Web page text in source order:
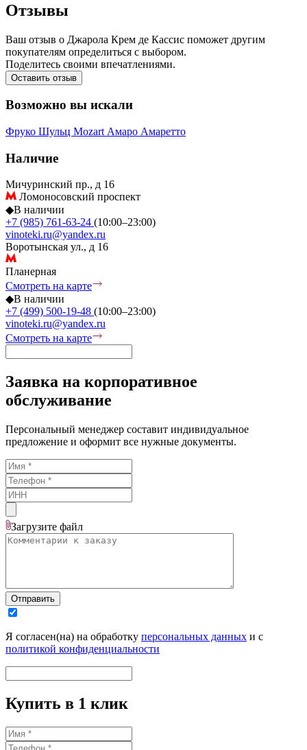
Отзывы
Ваш отзыв о Джарола Крем де Кассис поможет другим
покупателям определиться с выбором.
Поделитесь своими впечатлениями.
Оставить отзыв
Возможно вы искали
Фруко Шульц Mozart Амаро Амаретто
Наличие
Мичуринский пр., д 16
Ломоносовский проспект
◆В наличии
+7 (985) 761-63-24 (10:00–23:00)
vinoteki.ru@yandex.ru
Воротынская ул., д 16
Планерная
Смотреть на карте
◆В наличии
+7 (499) 500-19-48 (10:00–23:00)
vinoteki.ru@yandex.ru
Смотреть на карте
Заявка на корпоративное
обслуживание
Персональный менеджер составит индивидуальное
предложение и оформит все нужные документы.
Загрузите файл
Отправить
Я согласен(на) на обработку персональных данных и с
политикой конфиденциальности
Купить в 1 клик